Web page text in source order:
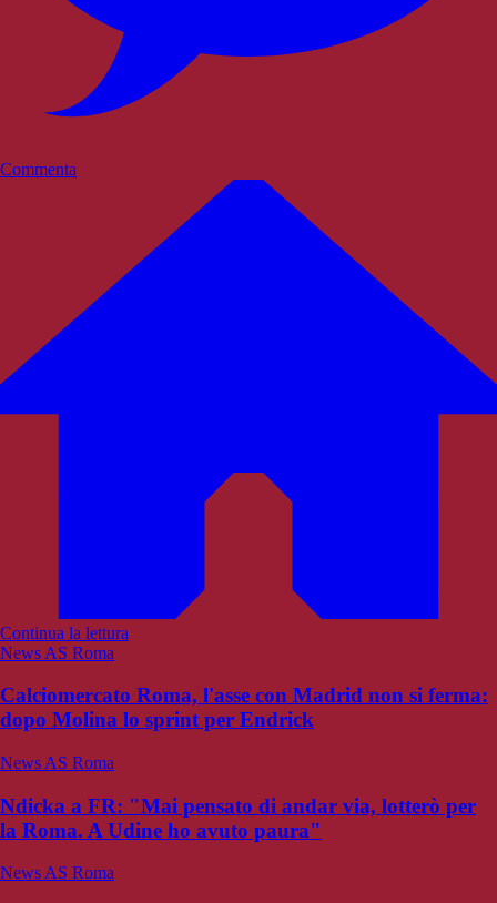
Commenta
Continua la lettura
News AS Roma
Calciomercato Roma, l'asse con Madrid non si ferma:
dopo Molina lo sprint per Endrick
News AS Roma
Ndicka a FR: "Mai pensato di andar via, lotterò per
la Roma. A Udine ho avuto paura"
News AS Roma